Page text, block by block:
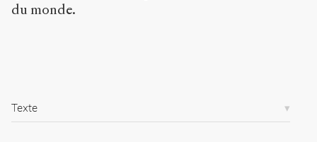
7
référence
Chicago
du monde.
Texte